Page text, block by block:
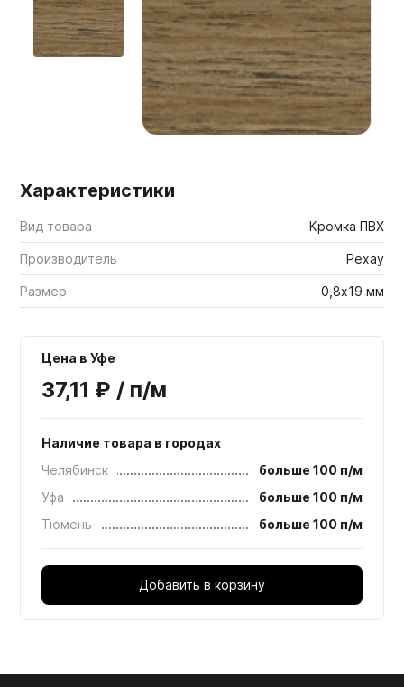
Мебельные образцы, каталоги
Характеристики
Вид товара Кромка ПВХ
Производитель Рехау
Размер 0,8х19 мм
Цена в Уфе
37,11 ₽ / п/м
Наличие товара в городах
Челябинск
больше 100 п/м
Уфа
больше 100 п/м
Тюмень
больше 100 п/м
Добавить в корзину